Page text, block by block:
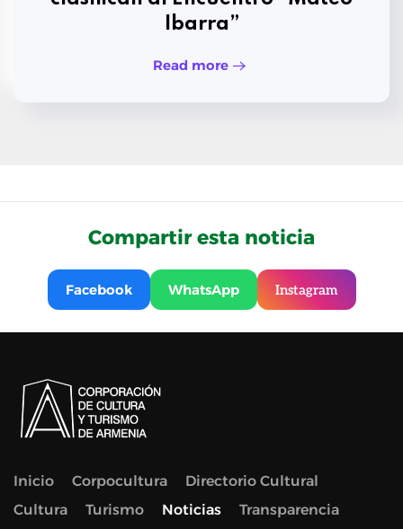
Ibarra”
Read more
Compartir esta noticia
Facebook WhatsApp Instagram
Inicio Corpocultura
Directorio Cultural
Cultura
Turismo Noticias
Transparencia